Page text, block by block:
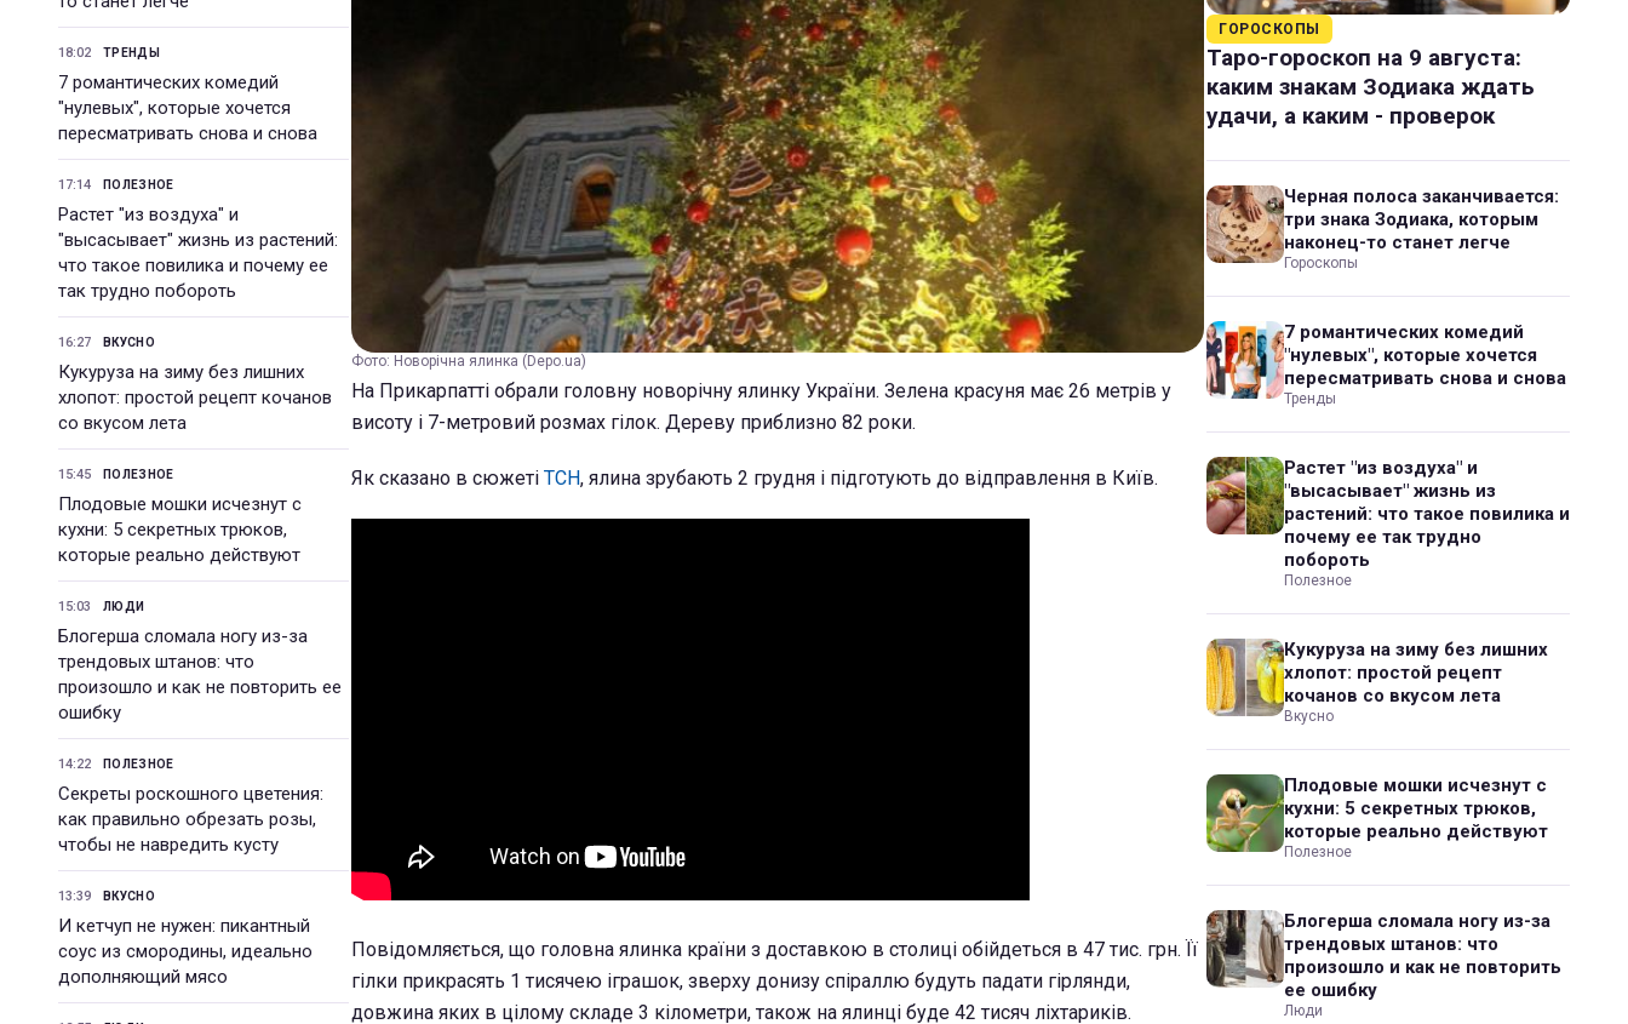
18:02 ТРЕНДЫ
7 романтических комедий
"нулевых", которые хочется
пересматривать снова и снова
17:14 ПОЛЕЗНОЕ
Растет "из воздуха" и
"высасывает" жизнь из растений:
что такое повилика и почему ее
так трудно побороть
16:27 ВКУСНО
Кукуруза на зиму без лишних
хлопот: простой рецепт кочанов
со вкусом лета
15:45 ПОЛЕЗНОЕ
Плодовые мошки исчезнут с
кухни: 5 секретных трюков,
которые реально действуют
15:03 ЛЮДИ
Блогерша сломала ногу из-за
трендовых штанов: что
произошло и как не повторить ее
ошибку
14:22 ПОЛЕЗНОЕ
Секреты роскошного цветения:
как правильно обрезать розы,
чтобы не навредить кусту
13:39 ВКУСНО
И кетчуп не нужен: пикантный
соус из смородины, идеально
дополняющий мясо
Фото: Новорічна ялинка (Depo.ua)
На Прикарпатті обрали головну новорічну ялинку України. Зелена красуня має 26 метрів у
висоту і 7-метровий розмах гілок. Дереву приблизно 82 роки.
Як сказано в сюжеті ТСН, ялина зрубають 2 грудня і підготують до відправлення в Київ.
Повідомляється, що головна ялинка країни з доставкою в столиці обійдеться в 47 тис. грн. Її
гілки прикрасять 1 тисячею іграшок, зверху донизу спіраллю будуть падати гірлянди,
довжина яких в цілому складе 3 кілометри, також на ялинці буде 42 тисяч ліхтариків.
ГОРОСКОПЫ
Таро-гороскоп на 9 августа:
каким знакам Зодиака ждать
удачи, а каким - проверок
Черная полоса заканчивается:
три знака Зодиака, которым
наконец-то станет легче
Гороскопы
7 романтических комедий
"нулевых", которые хочется
пересматривать снова и снова
Тренды
Растет "из воздуха" и
"высасывает" жизнь из
растений: что такое повилика и
почему ее так трудно
побороть
Полезное
Кукуруза на зиму без лишних
хлопот: простой рецепт
кочанов со вкусом лета
Вкусно
Плодовые мошки исчезнут с
кухни: 5 секретных трюков,
которые реально действуют
Полезное
Блогерша сломала ногу из-за
трендовых штанов: что
произошло и как не повторить
ее ошибку
Люди